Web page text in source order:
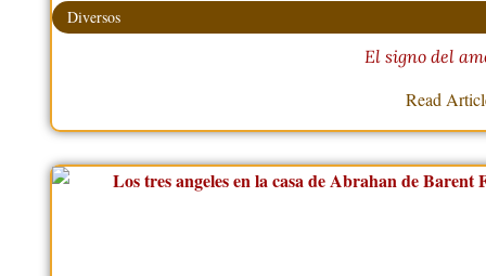
Diversos
El signo del
Read